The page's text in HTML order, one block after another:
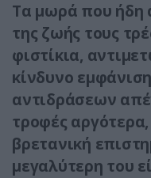
Τα μωρά που ήδη
της ζωής τους
φιστίκια,
κίνδυνο
αντιδράσεων
τροφές
βρετανική
μεγαλύτερη του